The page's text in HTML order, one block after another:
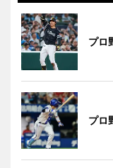
プロ
プロ